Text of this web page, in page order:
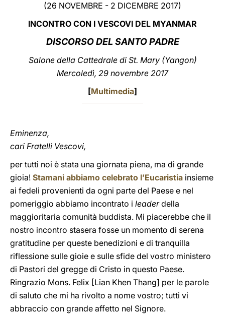
LATINE
(26 NOVEMBRE - 2 DICEMBRE 2017)
INCONTRO CON I VESCOVI DEL MYANMAR
DISCORSO DEL SANTO PADRE
Salone della Cattedrale di St. Mary (Yangon)
Mercoledì, 29 novembre 2017
[Multimedia]
Eminenza,
cari Fratelli Vescovi,
per tutti noi è stata una giornata piena, ma di grande
gioia! Stamani abbiamo celebrato l’Eucaristia insieme
ai fedeli provenienti da ogni parte del Paese e nel
pomeriggio abbiamo incontrato i leaderdella
maggioritaria comunità buddista. Mi piacerebbe che il
nostro incontro stasera fosse un momento di serena
gratitudine per queste benedizioni e di tranquilla
riflessione sulle gioie e sulle sfide del vostro ministero
di Pastori del gregge di Cristo in questo Paese.
Ringrazio Mons. Felix [Lian Khen Thang] per le parole
di saluto che mi ha rivolto a nome vostro; tutti vi
abbraccio con grande affetto nel Signore.